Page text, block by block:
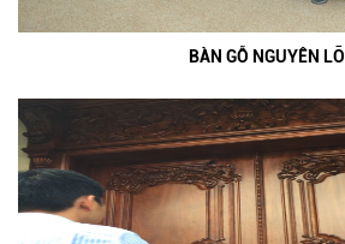
BÀN GỖ NGUYÊN LÕI